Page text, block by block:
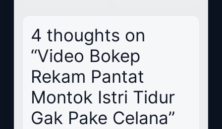
4 thoughts on
“Video Bokep
Rekam Pantat
Montok Istri Tidur
Gak Pake Celana”